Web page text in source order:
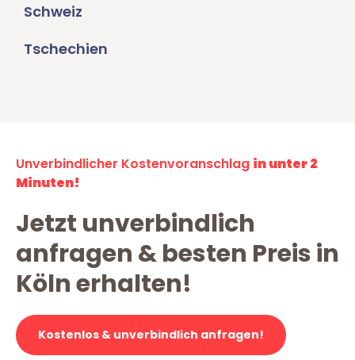
Schweiz
Tschechien
Unverbindlicher Kostenvoranschlag in unter 2
Minuten!
Jetzt unverbindlich
anfragen & besten Preis in
Köln erhalten!
Kostenlos & unverbindlich anfragen!